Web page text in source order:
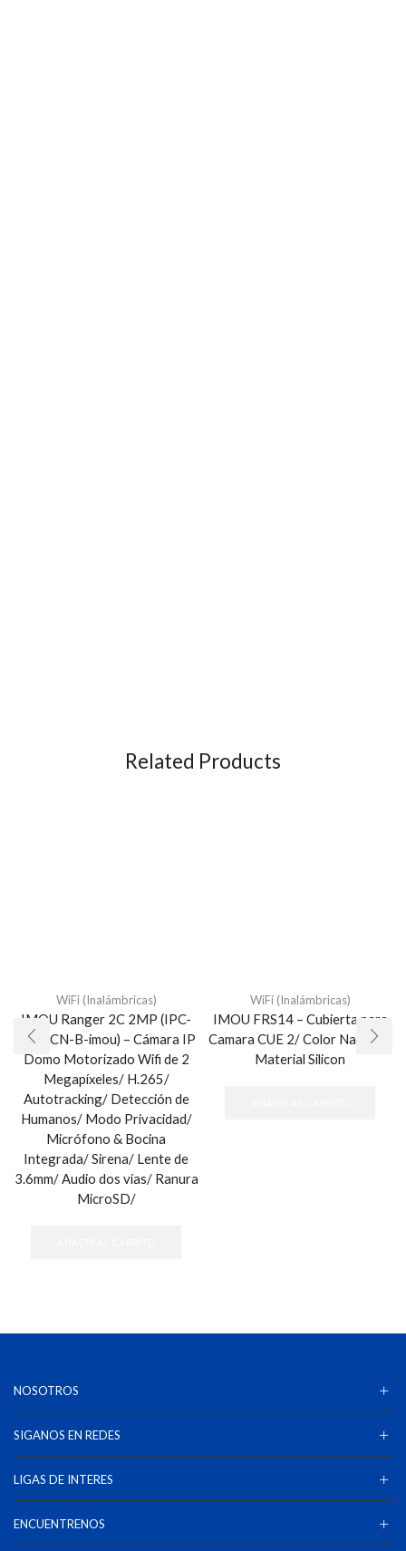
Related Products
WiFi (Inalámbricas)
IMOU Ranger 2C 2MP (IPC-
TA22CN-B-imou) – Cámara IP
Domo Motorizado Wifi de 2
Megapíxeles/ H.265/
Autotracking/ Detección de
Humanos/ Modo Privacidad/
Micrófono & Bocina
Integrada/ Sirena/ Lente de
3.6mm/ Audio dos vías/ Ranura
MicroSD/
WiFi (Inalámbricas)
IMOU FRS14 – Cubierta para
Camara CUE 2/ Color Naranja/
Material Silicon
NOSOTROS
SIGANOS EN REDES
LIGAS DE INTERES
ENCUENTRENOS